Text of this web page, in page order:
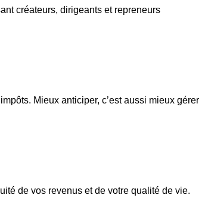
créateurs, dirigeants et repreneurs
Mieux anticiper, c’est aussi mieux gérer
de vos revenus et de votre qualité de vie.